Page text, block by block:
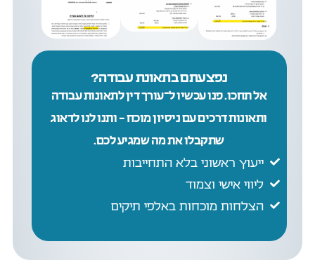
נפצעתם בתאונת עבודה?
אל תחכו. פנו עכשיו ל־עורך דין לתאונות עבודה
ותאונות דרכים עם ניסיון מוכח – ותנו לנו לדאוג
שתקבלו את מה שמגיע לכם.
ייעוץ ראשוני בלא התחייבות
ליווי אישי וצמוד
הצלחות מוכחות באלפי תיקים